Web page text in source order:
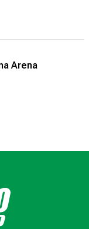
Arena